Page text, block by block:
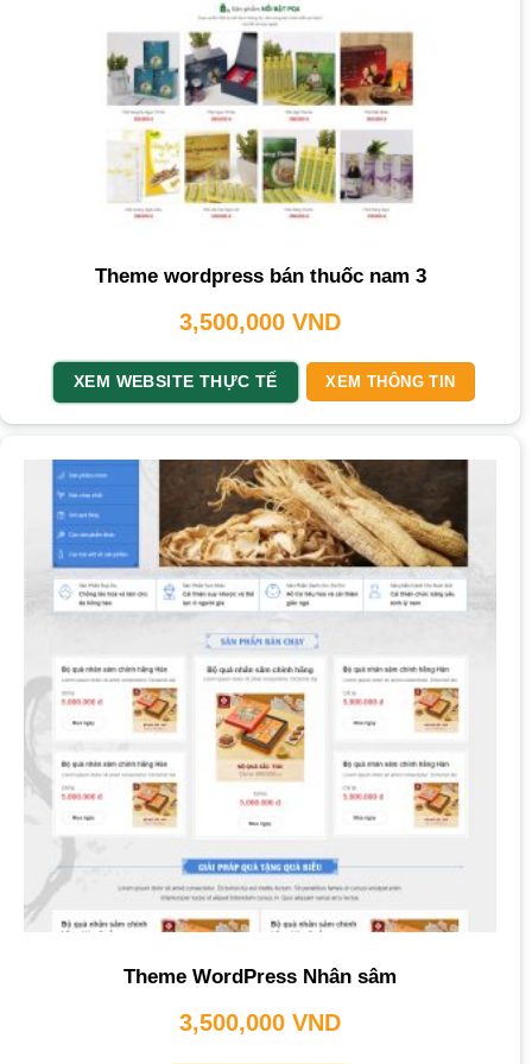
Theme wordpress bán thuốc nam 3
3,500,000 VND
XEM WEBSITE THỰC TẾ XEM THÔNG TIN
Theme WordPress Nhân sâm
3,500,000 VND